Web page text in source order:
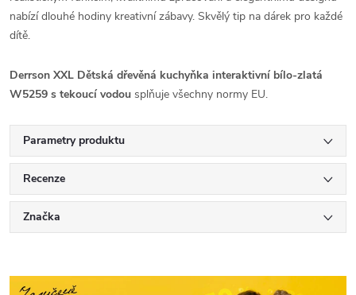
nabízí dlouhé hodiny kreativní zábavy. Skvělý tip na dárek pro každé
dítě.
Derrson XXL Dětská dřevěná kuchyňka interaktivní bílo-zlatá
W5259 s tekoucí vodou splňuje všechny normy EU.
Parametry produktu
Recenze
Značka